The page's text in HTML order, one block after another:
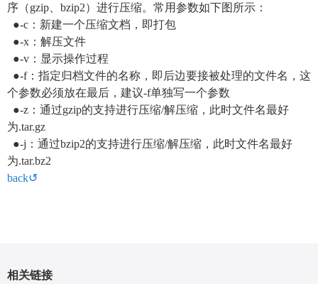
序（gzip、bzip2）进行压缩。常用参数如下图所示：
●-c：新建一个压缩文档，即打包
●-x：解压文件
●-v：显示操作过程
●-f：指定归档文件的名称，即后边要接被处理的文件名，这
个参数必须放在最后 ，建议-f单独写一个参数
●-z：通过gzip的支持进行压缩/解压缩，此时文件名最好
为.tar.gz
●-j：通过bzip2的支持进行压缩/解压缩，此时文件名最好
为.tar.bz2
back↺
相关链接